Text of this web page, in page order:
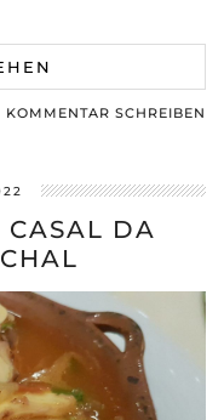
KOMMENTAR SCHREIBEN
CASAL DA